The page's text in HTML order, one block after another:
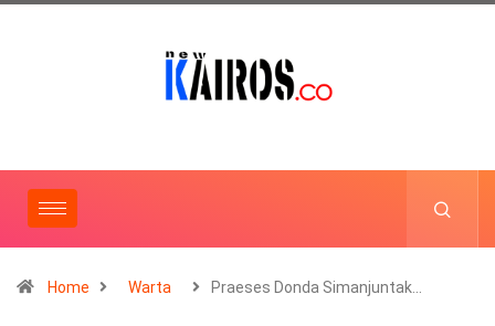
Home Warta Praeses Donda Simanjuntak…